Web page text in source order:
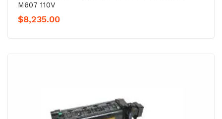
M607 110V
$8,235.00